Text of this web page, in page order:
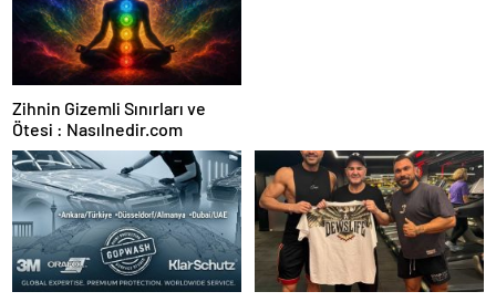
Zihnin Gizemli Sınırları ve
Ötesi : Nasılnedir.com